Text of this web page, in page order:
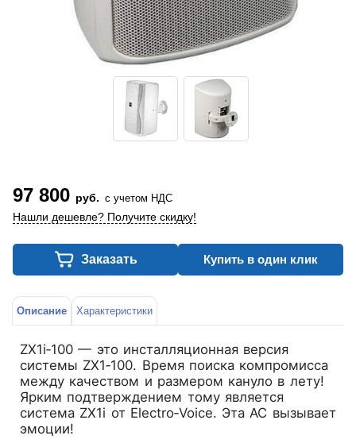
97 800 руб. с учетом НДС
Нашли дешевле? Получите скидку!
Заказать Купить в один клик
Описание Характеристики
ZX1i‑100 — это инсталляционная версия
системы ZX1‑100. Время поиска компромисса
между качеством и размером кануло в лету!
Ярким подтверждением тому является
система ZX1i от Electro‑Voice. Эта АС вызывает
эмоции!